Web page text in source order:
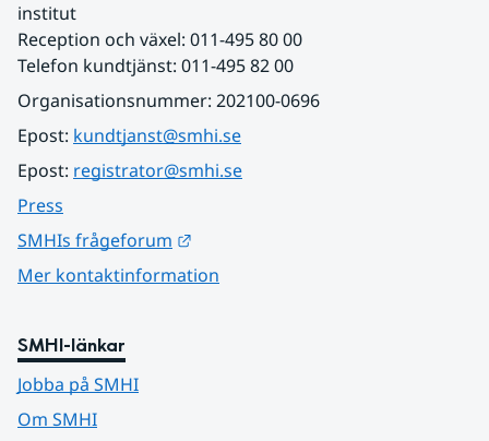
institut
Reception och växel: 011-495 80 00
Telefon kundtjänst: 011-495 82 00
Organisationsnummer: 202100-0696
Epost: kundtjanst@smhi.se
Epost: registrator@smhi.se
Press
SMHIs frågeforum
Mer kontaktinformation
SMHI-länkar
Jobba på SMHI
Om SMHI